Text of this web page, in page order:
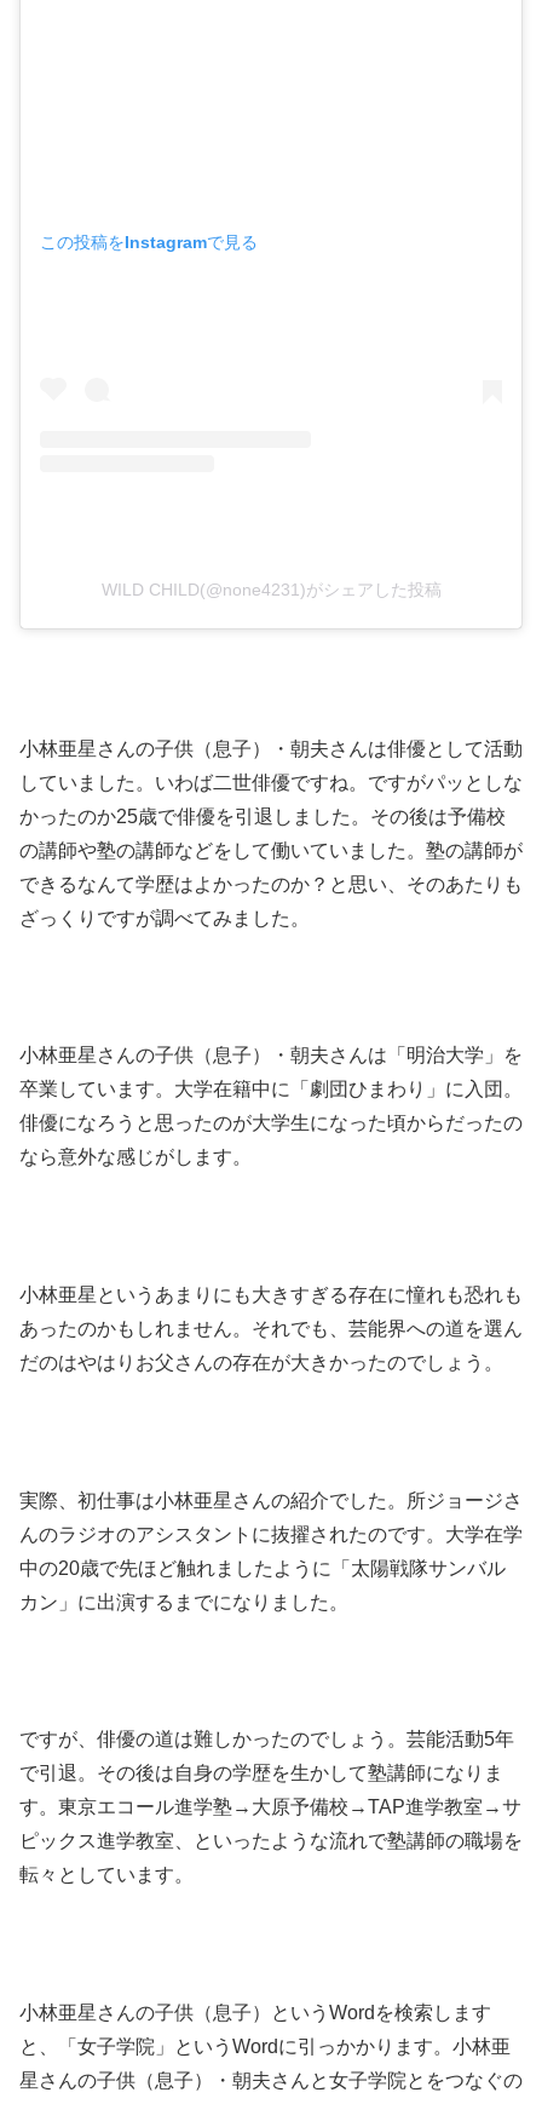
この投稿をInstagramで見る
WILD CHILD(@none4231)がシェアした投稿
小林亜星さんの子供（息子）・朝夫さんは俳優として活動
していました。いわば二世俳優ですね。ですがパッとしな
かったのか25歳で俳優を引退しました。その後は予備校
の講師や塾の講師などをして働いていました。塾の講師が
できるなんて学歴はよかったのか？と思い、そのあたりも
ざっくりですが調べてみました。
小林亜星さんの子供（息子）・朝夫さんは「明治大学」を
卒業しています。大学在籍中に「劇団ひまわり」に入団。
俳優になろうと思ったのが大学生になった頃からだったの
なら意外な感じがします。
小林亜星というあまりにも大きすぎる存在に憧れも恐れも
あったのかもしれません。それでも、芸能界への道を選ん
だのはやはりお父さんの存在が大きかったのでしょう。
実際、初仕事は小林亜星さんの紹介でした。所ジョージさ
んのラジオのアシスタントに抜擢されたのです。大学在学
中の20歳で先ほど触れましたように「太陽戦隊サンバル
カン」に出演するまでになりました。
ですが、俳優の道は難しかったのでしょう。芸能活動5年
で引退。その後は自身の学歴を生かして塾講師になりま
す。東京エコール進学塾→大原予備校→TAP進学教室→サ
ピックス進学教室、といったような流れで塾講師の職場を
転々としています。
小林亜星さんの子供（息子）というWordを検索します
と、「女子学院」というWordに引っかかります。小林亜
星さんの子供（息子）・朝夫さんと女子学院とをつなぐの